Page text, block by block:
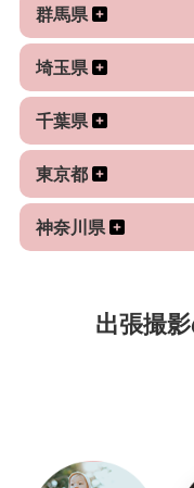
以上、よろしくお願
群馬県
埼玉県
千葉県
東京都
神奈川県
出張撮